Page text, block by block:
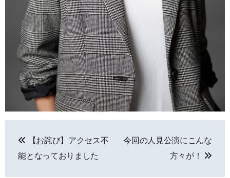
稿
【お詫び】アクセス不
能となっておりました
今回の人見公演にこんな
方々が！